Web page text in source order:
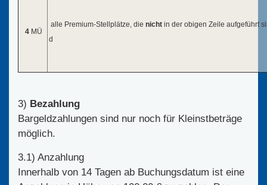
4 MÜ
alle Premium-Stellplätze, die nicht in der obigen Zeile aufgeführt
d
3) Bezahlung
Bargeldzahlungen sind nur noch für Kleinstbeträge
möglich.
3.1) Anzahlung
Innerhalb von 14 Tagen ab Buchungsdatum ist eine